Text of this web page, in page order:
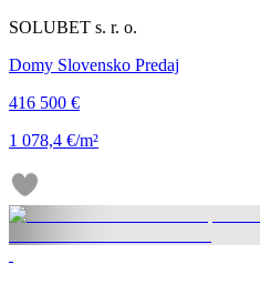
SOLUBET s. r. o.
Domy Slovensko Predaj
416 500 €
1 078,4 €/m²